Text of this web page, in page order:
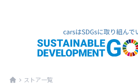
ストア一覧